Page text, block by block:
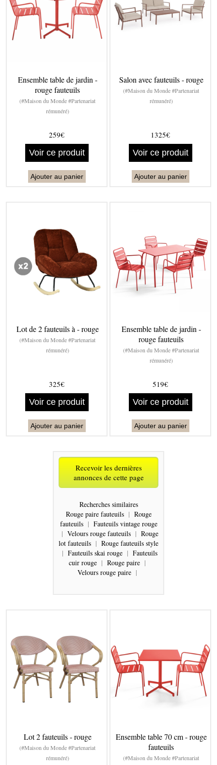
Ensemble table de jardin -
rouge fauteuils
(#Maison du Monde #Partenariat
rémunéré)
259€
Voir ce produit
Ajouter au panier
Salon avec fauteuils - rouge
(#Maison du Monde #Partenariat
rémunéré)
1325€
Voir ce produit
Ajouter au panier
Lot de 2 fauteuils à - rouge
(#Maison du Monde #Partenariat
rémunéré)
325€
Voir ce produit
Ajouter au panier
Ensemble table de jardin -
rouge fauteuils
(#Maison du Monde #Partenariat
rémunéré)
519€
Voir ce produit
Ajouter au panier
Recevoir les dernières
annonces de cette page
Recherches similaires
Rouge paire fauteuils | Rouge
fauteuils | Fauteuils vintage rouge
| Velours rouge fauteuils | Rouge
lot fauteuils | Rouge fauteuils style
| Fauteuils skai rouge | Fauteuils
cuir rouge | Rouge paire |
Velours rouge paire |
Lot 2 fauteuils - rouge
(#Maison du Monde #Partenariat
rémunéré)
Ensemble table 70 cm - rouge
fauteuils
(#Maison du Monde #Partenariat